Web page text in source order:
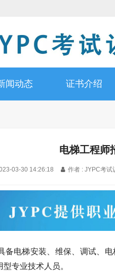
闻动态 证书介绍
电梯工程师
03-30 14:26:18 作者 : JYPC考试
备电梯安装、维保、调试、
专业技术人员。